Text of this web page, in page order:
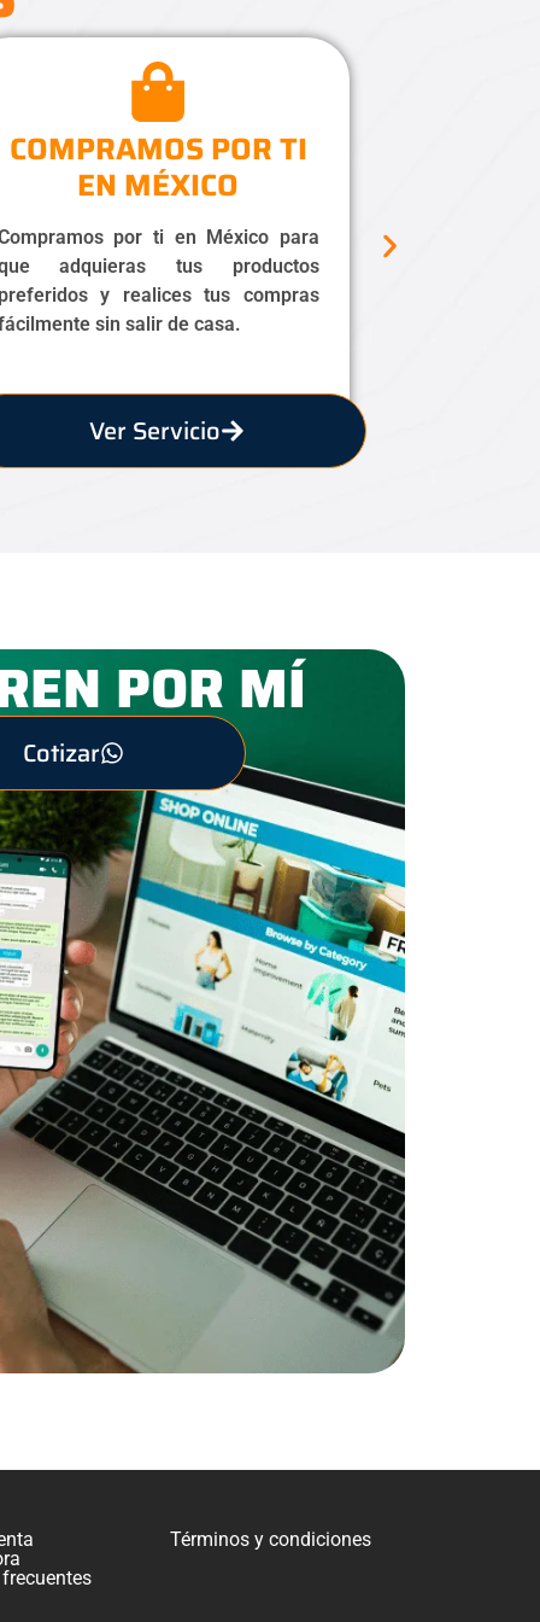
COMPRAMOS POR TI
EN MÉXICO
por ti en México para
adquieras tus productos
y realices tus compras
sin salir de casa.
Ver Servicio
POR MÍ
Cotizar
Términos y condiciones